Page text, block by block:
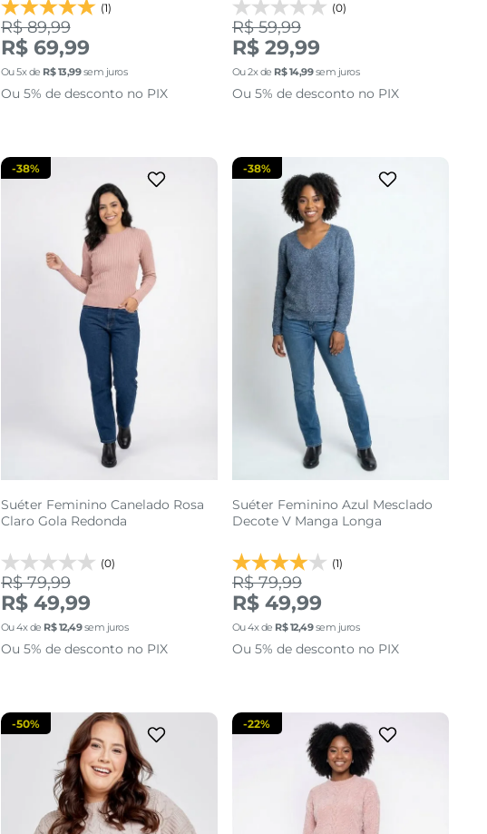
(1)
R$ 89,99
R$ 69,99
Ou5x de R$ 13,99sem juros
Ou 5% de desconto no PIX
(0)
R$ 59,99
R$ 29,99
Ou2x de R$14,99sem juros
Ou 5% de desconto no PIX
adicionar a sacola
Suéter Feminino Canelado Rosa
Claro Gola Redonda
(0)
-38%
R$ 79,99
R$ 49,99
Ou4x de R$ 12,49sem juros
Ou 5% de desconto no PIX
adicionar a sacola
Suéter Feminino Azul Mesclado
Decote V Manga Longa
(1)
-38%
R$ 79,99
R$ 49,99
Ou4x de R$12,49sem juros
Ou 5% de desconto no PIX
adicionar a sacola
-50%
adicionar a sacola
-22%